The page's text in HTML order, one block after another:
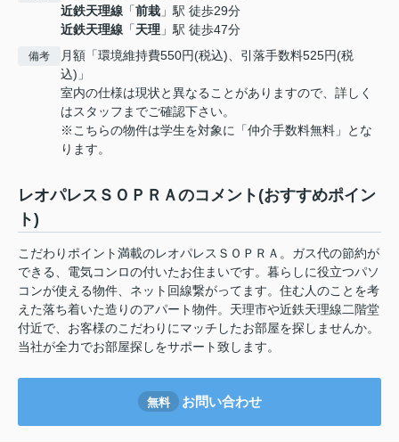
近鉄天理線 「前栽 」駅 徒歩29分
近鉄天理線 「天理 」駅 徒歩47分
備考
月額「環境維持費550円(税込)、引落手数料525円(税
込)」
室内の仕様は現状と異なることがありますので、詳しく
はスタッフまでご確認下さい。
※こちらの物件は学生を対象に「仲介手数料無料」とな
ります。
レオパレスＳＯＰＲＡのコメント(おすすめポイン
ト)
こだわりポイント満載のレオパレスＳＯＰＲＡ。ガス代の節約が
できる、電気コンロの付いたお住まいです。暮らしに役立つパソ
コンが使える物件、ネット回線繋がってます。住む人のことを考
えた落ち着いた造りのアパート物件。天理市や近鉄天理線二階堂
付近で、お客様のこだわりにマッチしたお部屋を探しませんか。
当社が全力でお部屋探しをサポート致します。
無料 お問い合わせ